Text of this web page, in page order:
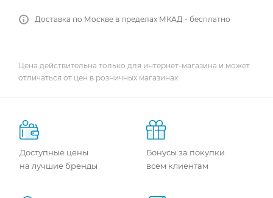
Доставка по Москве в пределах МКАД - бесплатно
Цена действительна только для интернет-магазина и может
отличаться от цен в розничных магазинах
Доступные цены
на лучшие бренды
Бонусы за покупки
всем клиентам